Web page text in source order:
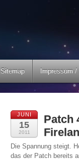
Sitemap Impressum
JUNI
15
2011
Patch
Die Spannung steigt.
das der Patch bereits